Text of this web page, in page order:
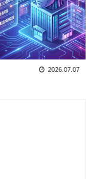
2026.07.07